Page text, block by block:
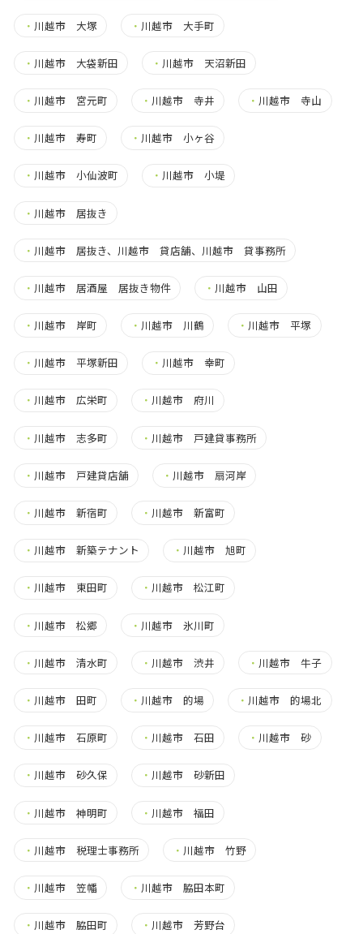
・ 川越市 大塚 ・ 川越市 大手町
・ 川越市 大袋新田 ・ 川越市 天沼新田
・ 川越市 宮元町 ・ 川越市 寺井 ・ 川越市 寺山
・ 川越市 寿町 ・ 川越市 小ヶ谷
・ 川越市 小仙波町 ・ 川越市 小堤
・ 川越市 居抜き
・ 川越市 居抜き、川越市 貸店舗、川越市 貸事務所
・ 川越市 居酒屋 居抜き物件 ・ 川越市 山田
・ 川越市 岸町 ・ 川越市 川鶴 ・ 川越市 平塚
・ 川越市 平塚新田 ・ 川越市 幸町
・ 川越市 広栄町 ・ 川越市 府川
・ 川越市 志多町 ・ 川越市 戸建貸事務所
・ 川越市 戸建貸店舗 ・ 川越市 扇河岸
・ 川越市 新宿町 ・ 川越市 新富町
・ 川越市 新築テナント ・ 川越市 旭町
・ 川越市 東田町 ・ 川越市 松江町
・ 川越市 松郷 ・ 川越市 氷川町
・ 川越市 清水町 ・ 川越市 渋井 ・ 川越市 牛子
・ 川越市 田町 ・ 川越市 的場 ・ 川越市 的場北
・ 川越市 石原町 ・ 川越市 石田 ・ 川越市 砂
・ 川越市 砂久保 ・ 川越市 砂新田
・ 川越市 神明町 ・ 川越市 福田
・ 川越市 税理士事務所 ・ 川越市 竹野
・ 川越市 笠幡 ・ 川越市 脇田本町
・ 川越市 脇田町 ・ 川越市 芳野台